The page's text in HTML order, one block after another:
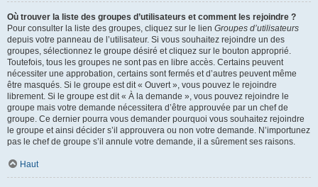
Où trouver la liste des groupes d’utilisateurs et comment les rejoindre ?
Pour consulter la liste des groupes, cliquez sur le lien Groupes d’utilisateurs
depuis votre panneau de l’utilisateur. Si vous souhaitez rejoindre un des
groupes, sélectionnez le groupe désiré et cliquez sur le bouton approprié.
Toutefois, tous les groupes ne sont pas en libre accès. Certains peuvent
nécessiter une approbation, certains sont fermés et d’autres peuvent même
être masqués. Si le groupe est dit « Ouvert », vous pouvez le rejoindre
librement. Si le groupe est dit « À la demande », vous pouvez rejoindre le
groupe mais votre demande nécessitera d’être approuvée par un chef de
groupe. Ce dernier pourra vous demander pourquoi vous souhaitez rejoindre
le groupe et ainsi décider s’il approuvera ou non votre demande. N’importunez
pas le chef de groupe s’il annule votre demande, il a sûrement ses raisons.
Haut